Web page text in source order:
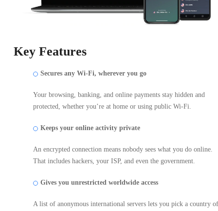
Key Features
Secures any Wi-Fi, wherever you go
Your browsing, banking, and online payments stay hidden and
protected, whether you’re at home or using public Wi-Fi.
Keeps your online activity private
An encrypted connection means nobody sees what you do online.
That includes hackers, your ISP, and even the government.
Gives you unrestricted worldwide access
A list of anonymous international servers lets you pick a country of